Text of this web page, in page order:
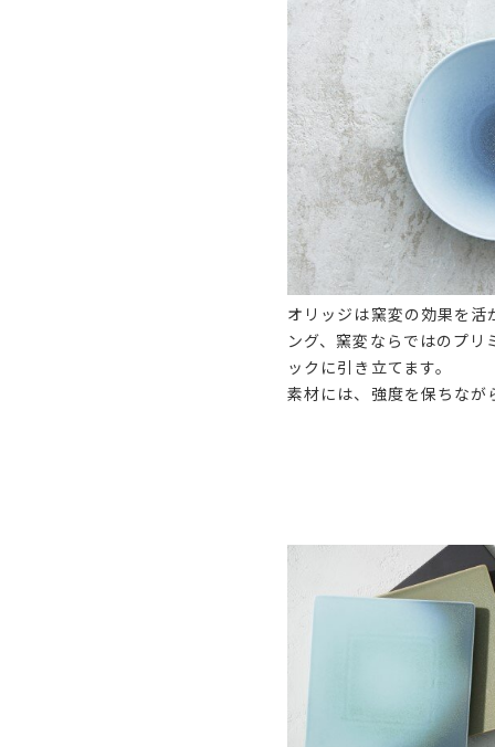
オリッジは窯変の効果を
ング、窯変ならではのプ
ックに引き立てます。
素材には、強度を保ちな